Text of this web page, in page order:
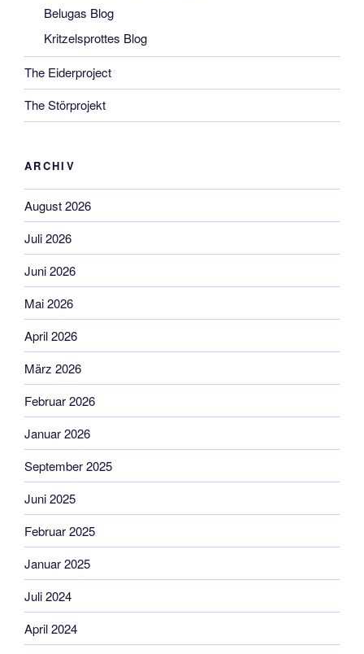
Belugas Blog
Kritzelsprottes Blog
The Eiderproject
The Störprojekt
ARCHIV
August 2026
Juli 2026
Juni 2026
Mai 2026
April 2026
März 2026
Februar 2026
Januar 2026
September 2025
Juni 2025
Februar 2025
Januar 2025
Juli 2024
April 2024